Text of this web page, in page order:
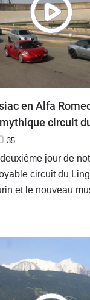
en Alfa
circuit
35
jour de
circuit du
et le nouveau
Stelvio, Fiat 500
sur les traces